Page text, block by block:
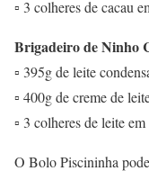
▫ 3 colheres de cacau
Brigadeiro de Ninho
▫ 395g de leite
▫ 400g de creme de
▫ 3 colheres de leite em
O Bolo Piscininha